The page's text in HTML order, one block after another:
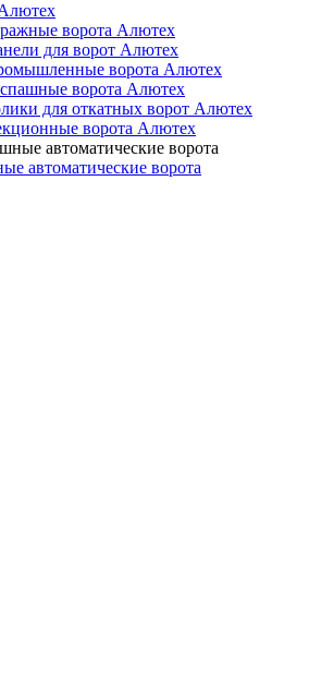
ворота Алютех
для ворот Алютех
ворота Алютех
ворота Алютех
для откатных ворот Алютех
ворота Алютех
автоматические ворота